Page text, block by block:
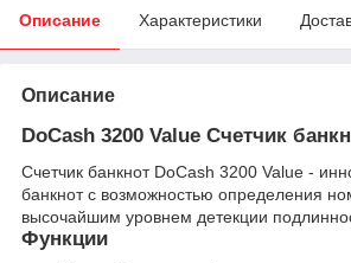
Описание Характеристики
Описание
DoCash 3200 Value Счетчик
Счетчик банкнот DoCash 3200 Value -
банкнот с возможностью определения
высочайшим уровнем детекции
Функции